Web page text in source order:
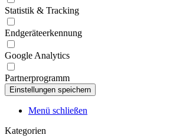
Statistik & Tracking
Endgeräteerkennung
Google Analytics
Partnerprogramm
Menü schließen
Kategorien